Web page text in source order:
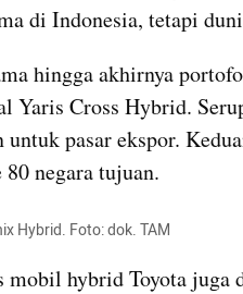
di Indonesia, tetapi
hingga akhirnya
Yaris Cross Hybrid.
untuk pasar ekspor.
negara tujuan.
Hybrid. Foto: dok. TAM
mobil hybrid Toyota juga